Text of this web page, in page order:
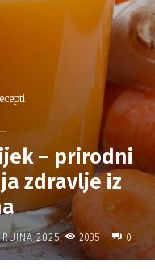
– prirodni
zdravlje iz
RUJNA 2025. 2035 0